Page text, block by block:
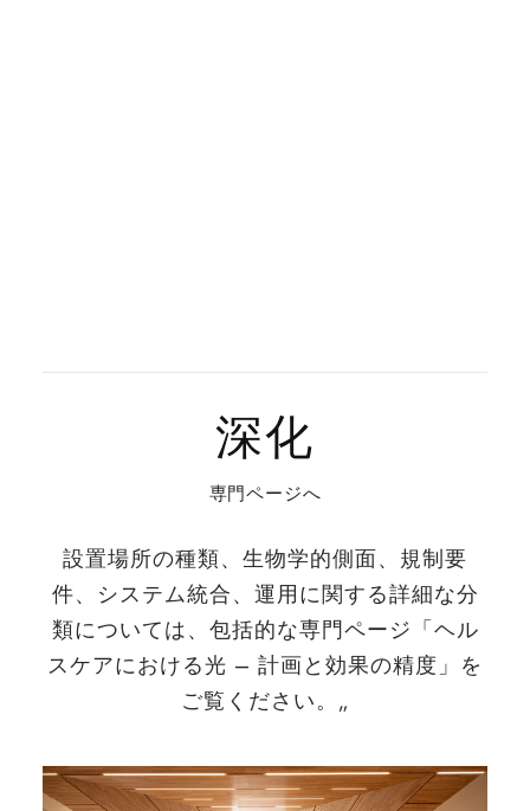
深化
専門ページへ
設置場所の種類、生物学的側面、規制要
件、システム統合、運用に関する詳細な分
類については、包括的な専門ページ「ヘル
スケアにおける光 – 計画と効果の精度」を
ご覧ください。„